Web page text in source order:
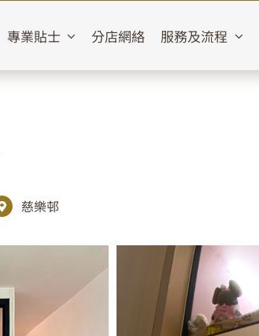
專業貼士 分店網絡 服務及流程
慈樂邨